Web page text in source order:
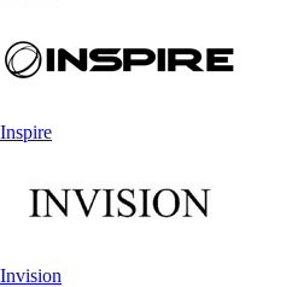
Inspire
Invision